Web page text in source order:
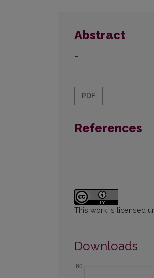
Abstract
–
PDF
References
This work is licensed
Downloads